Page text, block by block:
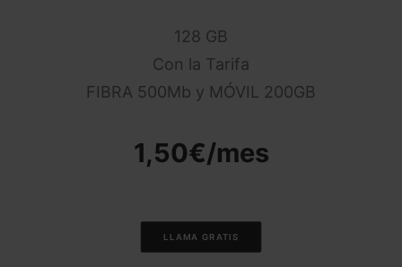
128 GB
Con la Tarifa
FIBRA 500Mb y MÓVIL 200GB
1,50€/mes
LLAMA GRATIS